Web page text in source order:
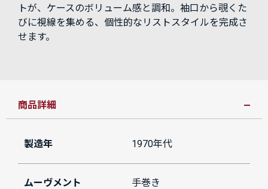
トが、ケースのボリューム感と調和。袖口から覗くた
びに視線を集める、個性的なリストスタイルを完成さ
せます。
商品詳細
製造年 1970年代
ムーヴメント 手巻き